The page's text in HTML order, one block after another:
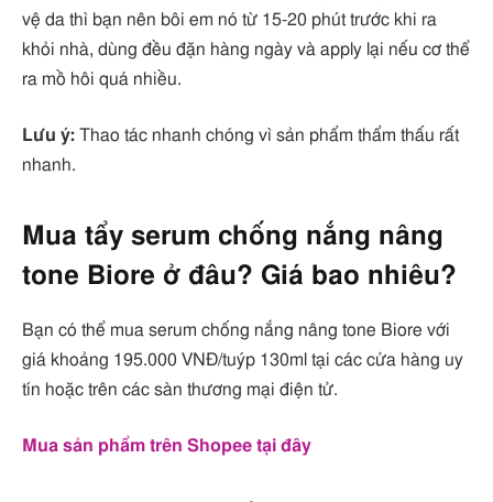
vệ da thì bạn nên bôi em nó từ 15-20 phút trước khi ra
khỏi nhà, dùng đều đặn hàng ngày và apply lại nếu cơ thể
ra mồ hôi quá nhiều.
Lưu ý: Thao tác nhanh chóng vì sản phẩm thẩm thấu rất
nhanh.
Mua tẩy serum chống nắng nâng
tone Biore ở đâu? Giá bao nhiêu?
Bạn có thể mua serum chống nắng nâng tone Biore với
giá khoảng 195.000 VNĐ/tuýp 130ml tại các cửa hàng uy
tín hoặc trên các sàn thương mại điện tử.
Mua sản phẩm trên Shopee tại đây